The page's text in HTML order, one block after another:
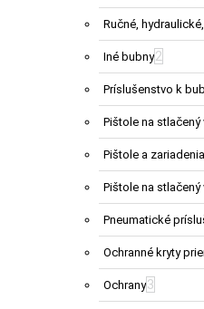
Ručné,
Iné bubny2
Príslušenstvo k
Pištole na stlačený
Pištole a
Pištole na
Pneumatické
Ochranné kryty
Ochrany3